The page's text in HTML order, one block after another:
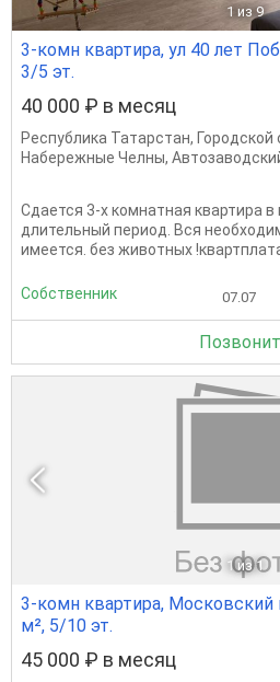
1 из 9
3-комн квартира, ул 40 лет
3/5 эт.
40 000 ₽ в месяц
Республика Татарстан,
Набережные Челны,
Сдается 3-х комнатная квартира
длительный период. Вся
имеется. без животных
Собственник 07.07
1 из 1
3-комн квартира, Московский
м², 5/10 эт.
45 000 ₽ в месяц